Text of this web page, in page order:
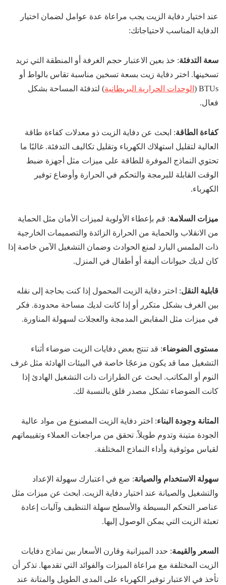
عند اختيار دفاية الزيت يجب مراعاة عدة عوامل لضمان اختيار
الدفاية المناسب لاحتياجاتك:
سعة التدفئة: خذ بعين الاعتبار حجم الغرفة أو المنطقة التي تريد
تسخينها. اختر دفاية زيت بسعة تسخين مناسبة تقاس بالواط أو
BTUs (
الوحدات الحرارية البريطانية) لتدفئة المساحة بشكل
فعال.
كفاءة الطاقة: ابحث عن دفاية الزيت ذو معدلات كفاءة طاقة
العالية لتقليل استهلاك الكهرباء وتقليل تكاليف التدفئة. غالبًا ما
تحتوي النماذج الموفرة للطاقة على ميزات مثل أجهزة ضبط
الوقت القابلة للبرمجة والتحكم في الحرارة وأوضاع توفير
الكهرباء.
ميزات السلامة: قم بإعطاء الأولوية لميزات الأمان مثل الحماية
من الانقلاب والحماية من الحرارة الزائدة والتصميمات الخارجية
ذات الملمس البارد لمنع الحوادث وضمان التشغيل الآمن خاصة إذا
كان لديك حيوانات أليفة أو أطفال في المنزل.
قابلية النقل: اختر دفاية الزيت المحمول إذا كنت بحاجة إلى نقله
بين الغرف بشكل متكرر أو إذا كانت لديك مساحة محدودة. فكر
في ميزات مثل المقابض المدمجة والعجلات لسهولة المناورة.
مستوى الضوضاء: قد تنتج بعض دفايات الزيت ضوضاء أثناء
التشغيل مما قد يكون مزعجًا خاصة في البيئات الهادئة مثل غرف
النوم أو المكاتب. ابحث عن الطرازات ذات التشغيل الهادئ إذا
كانت الضوضاء تشكل مصدر قلق بالنسبة لك.
المتانة وجودة البناء: اختر دفاية الزيت المصنوع من مواد عالية
الجودة متينة وتدوم طويلاً. تحقق من مراجعات العملاء وتقييماتهم
لقياس موثوقية وأداء النماذج المختلفة.
سهولة الاستخدام والصيانة: ضع في اعتبارك سهولة الإعداد
والتشغيل والصيانة عند اختيار دفاية الزيت. ابحث عن ميزات مثل
عناصر التحكم البسيطة والأسطح سهلة التنظيف وآليات إعادة
تعبئة الزيت التي يمكن الوصول إليها.
السعر والقيمة: حدد الميزانية وقارن الأسعار بين نماذج دفايات
الزيت المختلفة مع مراعاة الميزات والفوائد التي تقدمها. تذكر أن
تأخذ في الاعتبار توفير الكهرباء على المدى الطويل والمتانة عند